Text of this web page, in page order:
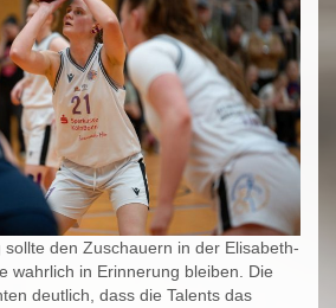
den Zuschauern in der Elisabeth-
wahrlich in Erinnerung bleiben. Die
deutlich, dass die Talents das